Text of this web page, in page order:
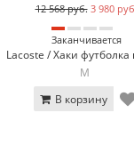
12 568 руб. 3 980
Заканчивается
M
В корзину